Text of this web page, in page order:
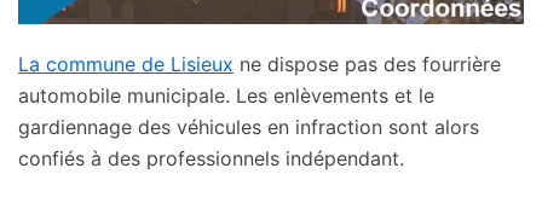
La commune de Lisieux ne dispose pas des fourrière
automobile municipale. Les enlèvements et le
gardiennage des véhicules en infraction sont alors
confiés à des professionnels indépendant.